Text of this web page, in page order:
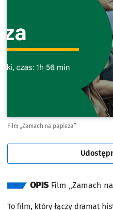
Film „Zamach na papieża”
OPIS Film „Zamach
To film, który łączy dramat